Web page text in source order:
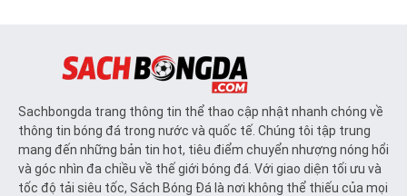
Sachbongda trang thông tin thể thao cập nhật nhanh chóng về
thông tin bóng đá trong nước và quốc tế. Chúng tôi tập trung
mang đến những bản tin hot, tiêu điểm chuyển nhượng nóng hổi
và góc nhìn đa chiều về thế giới bóng đá. Với giao diện tối ưu và
tốc độ tải siêu tốc, Sách Bóng Đá là nơi không thể thiếu của mọi